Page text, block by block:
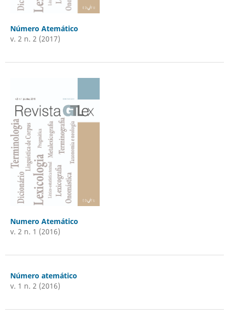
Número Atemático
v. 2 n. 2 (2017)
Numero Atemático
v. 2 n. 1 (2016)
Número atemático
v. 1 n. 2 (2016)